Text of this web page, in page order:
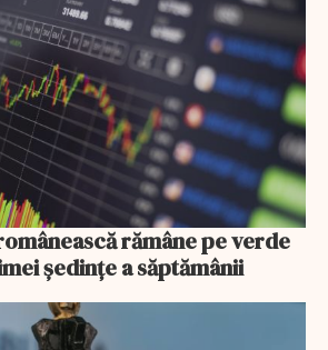
rămâne pe verde
ședințe a săptămânii